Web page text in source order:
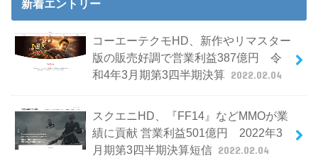
新着エントリー
コーエーテクモHD、新作やリマスター
版の販売好調で営業利益387億円 令
和4年3月期第3四半期決算 2022.02.04
スクエニHD、『FF14』などMMOが業
績に貢献 営業利益501億円 2022年3
月期第3四半期決算短信 2022.02.04